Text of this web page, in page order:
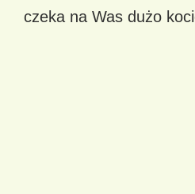
czeka na Was dużo